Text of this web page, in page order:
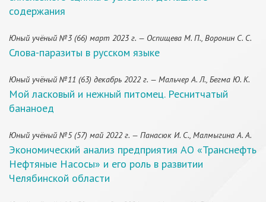
содержания
Юный учёный №3 (66) март 2023 г. — Оспищева М. П., Воронин С. С.
Слова-паразиты в русском языке
Юный учёный №11 (63) декабрь 2022 г. — Мальчер А. Л., Бегма Ю. К.
Мой ласковый и нежный питомец. Реснитчатый
бананоед
Юный учёный №5 (57) май 2022 г. — Панасюк И. С., Малмыгина А. А.
Экономический анализ предприятия АО «Транснефть
Нефтяные Насосы» и его роль в развитии
Челябинской области